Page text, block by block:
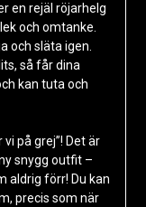
en rejäl röjarhelg
och omtanke.
och släta igen.
så får dina
kan tuta och
på grej”! Det är
snygg outfit –
aldrig förr! Du kan
precis som när